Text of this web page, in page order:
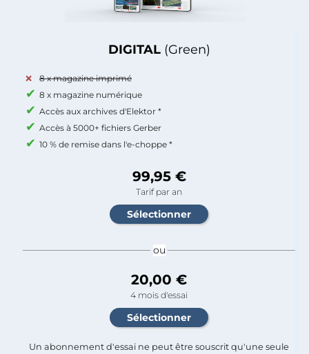
DIGITAL (Green)
8 x magazine imprimé
8 x magazine numérique
Accès aux archives d'Elektor *
Accès à 5000+ fichiers Gerber
10 % de remise dans l'e-choppe *
99,95 €
Tarif par an
ou
20,00 €
4 mois d'essai
Un abonnement d'essai ne peut être souscrit qu'une seule